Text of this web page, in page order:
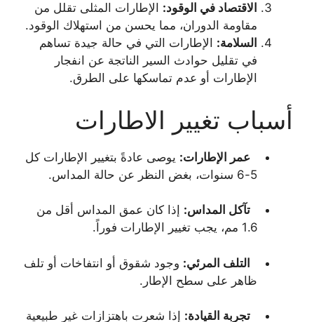
الاقتصاد في الوقود: الإطارات المثلى تقلل من
مقاومة الدوران، مما يحسن من استهلاك الوقود.
السلامة: الإطارات التي في حالة جيدة تساهم
في تقليل حوادث السير الناتجة عن انفجار
الإطارات أو عدم تماسكها على الطرق.
أسباب تغيير الاطارات
عمر الإطارات: يوصى عادةً بتغيير الإطارات كل
5-6 سنوات، بغض النظر عن حالة المداس.
تآكل المداس: إذا كان عمق المداس أقل من
1.6 مم، يجب تغيير الإطارات فوراً.
التلف المرئي: وجود شقوق أو انتفاخات أو تلف
ظاهر على سطح الإطار.
تجربة القيادة: إذا شعرت باهتزازات غير طبيعية